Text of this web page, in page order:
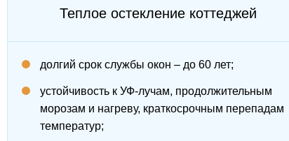
Теплое остекление коттеджей
долгий срок службы окон – до 60 лет;
устойчивость к УФ-лучам, продолжительным
морозам и нагреву, краткосрочным перепадам
температур;